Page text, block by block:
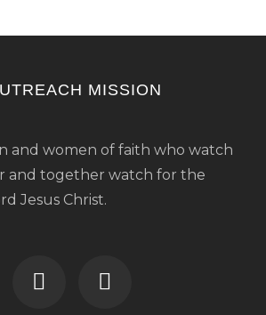
MISSION
and women of faith who watch
and together watch for the
Jesus Christ.